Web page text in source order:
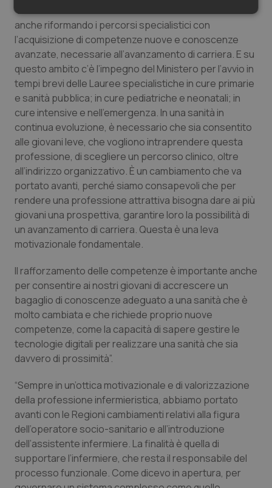
“Ma la valorizzazione – ha rimarcato – si costruisce
anche riformando i percorsi specialistici con
l’acquisizione di competenze nuove e conoscenze
avanzate, necessarie all’avanzamento di carriera. E su
questo ambito c’è l’impegno del Ministero per l’avvio in
tempi brevi delle Lauree specialistiche in cure primarie
e sanità pubblica; in cure pediatriche e neonatali; in
cure intensive e nell’emergenza. In una sanità in
continua evoluzione, è necessario che sia consentito
alle giovani leve, che vogliono intraprendere questa
professione, di scegliere un percorso clinico, oltre
all’indirizzo organizzativo. È un cambiamento che va
portato avanti, perché siamo consapevoli che per
rendere una professione attrattiva bisogna dare ai più
giovani una prospettiva, garantire loro la possibilità di
un avanzamento di carriera. Questa è una leva
motivazionale fondamentale.
Il rafforzamento delle competenze è importante anche
per consentire ai nostri giovani di accrescere un
bagaglio di conoscenze adeguato a una sanità che è
molto cambiata e che richiede proprio nuove
competenze, come la capacità di sapere gestire le
tecnologie digitali per realizzare una sanità che sia
davvero di prossimità”.
“Sempre in un’ottica motivazionale e di valorizzazione
della professione infermieristica, abbiamo portato
avanti con le Regioni cambiamenti relativi alla figura
dell’operatore socio-sanitario e all’introduzione
dell’assistente infermiere. La finalità è quella di
supportare l’infermiere, che resta il responsabile del
processo funzionale. Come dicevo in apertura, per
Necessari Statistici Marketing
Necessari Statistici Marketing
I cookie necessari contribuiscono a rendere fruibile il
sito web abilitandone funzionalità di base quali la
navigazione sulle pagine e l'accesso alle aree
protette del sito. Il sito web non è in grado di
funzionare correttamente senza questi cookie.
Nome
/Dominio
VISITOR_PRIVACY_METADATA
YouTube
.youtube.com
5
CookieScriptConsent
CookieScript
www.quotidianosanita.it